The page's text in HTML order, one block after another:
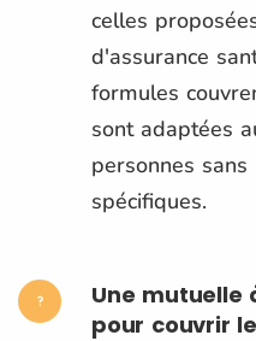
celles
d'assurance
formules
sont adaptées
personnes
spécifiques.
Une
pour couvrir